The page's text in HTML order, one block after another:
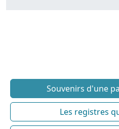
Souvenirs d'une
Les registres